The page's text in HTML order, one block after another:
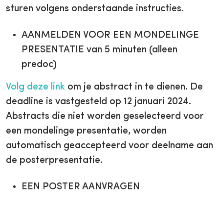
sturen volgens onderstaande instructies.
AANMELDEN VOOR EEN MONDELINGE
PRESENTATIE van 5 minuten (alleen
predoc)
Volg deze link om je abstract in te dienen. De
deadline is vastgesteld op 12 januari 2024.
Abstracts die niet worden geselecteerd voor
een mondelinge presentatie, worden
automatisch geaccepteerd voor deelname aan
de posterpresentatie.
EEN POSTER AANVRAGEN